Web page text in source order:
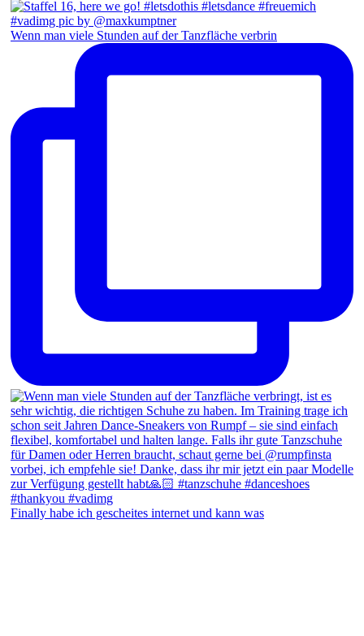
Wenn man viele Stunden auf der Tanzfläche verbrin
Finally habe ich gescheites internet und kann was